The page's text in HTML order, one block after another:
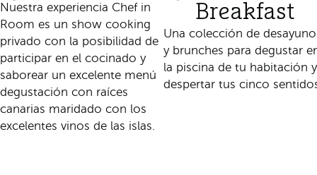
Nuestra experiencia Chef in
Room es un show cooking
privado con la posibilidad de
participar en el cocinado y
saborear un excelente menú
degustación con raíces
canarias maridado con los
excelentes vinos de las islas.
Breakfast
Una colección de
y brunches para degustar
la piscina de tu habitación y
despertar tus cinco